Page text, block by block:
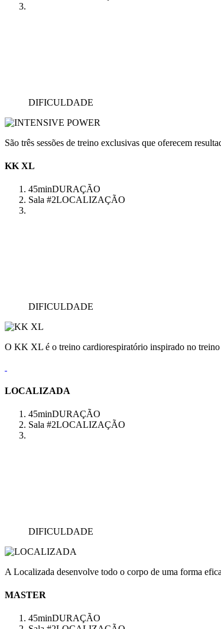
DIFICULDADE
São três sessões de treino exclusivas que oferecem
KK XL
45minDURAÇÃO
Sala #2LOCALIZAÇÃO
DIFICULDADE
O KK XL é o treino cardiorespiratório inspirado no treino
LOCALIZADA
45minDURAÇÃO
Sala #2LOCALIZAÇÃO
DIFICULDADE
A Localizada desenvolve todo o corpo de uma forma
MASTER
45minDURAÇÃO